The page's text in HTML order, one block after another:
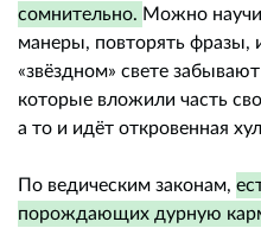
сомнительно. Можно
манеры, повторять фразы,
«звёздном» свете
которые вложили часть
а то и идёт откровенная
По ведическим законам,
порождающих дурную